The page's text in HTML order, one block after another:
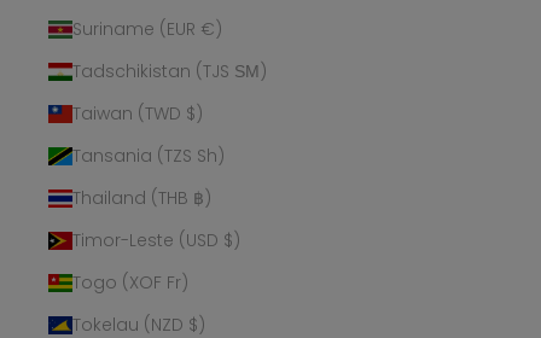
Suriname (EUR €)
Tadschikistan (TJS ЅМ)
Taiwan (TWD $)
Tansania (TZS Sh)
Thailand (THB ฿)
Timor-Leste (USD $)
Togo (XOF Fr)
Tokelau (NZD $)